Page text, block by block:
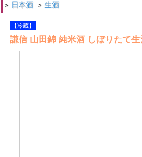
> 日本酒 > 生酒
【冷蔵】
謙信 山田錦 純米酒 しぼりたて